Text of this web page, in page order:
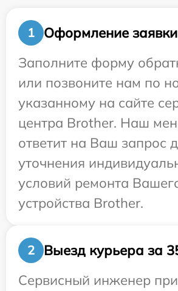
1
Оформление заявки
Заполните форму
или позвоните нам по
указанному на сайте
центра Brother. Наш
ответит на Ваш запрос
уточнения
условий ремонта
устройства Brother.
2
Выезд курьера за
Сервисный инженер